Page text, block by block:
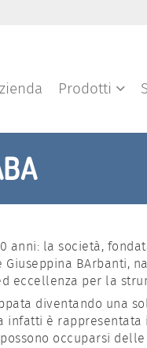
Prodotti
anni: la società,
BArbanti,
eccellenza per la
diventando una
infatti è
occuparsi